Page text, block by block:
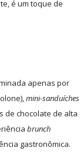
é um toque de
apenas por
mini-sanduíches
de chocolate de alta
brunch
gastronômica.